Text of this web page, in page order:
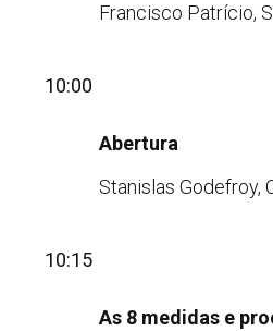
Francisco Patrício,
10:00
Abertura
Stanislas Godefroy,
10:15
As 8 medidas e